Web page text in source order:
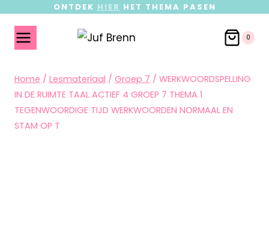
ONTDEK HIER HET THEMA PASEN
0
Home / Lesmateriaal / Groep 7 / WERKWOORDSPELLING
IN DE RUIMTE TAAL ACTIEF 4 GROEP 7 THEMA 1
TEGENWOORDIGE TIJD WERKWOORDEN NORMAAL EN
STAM OP T